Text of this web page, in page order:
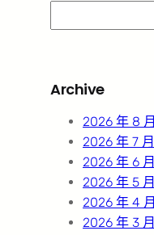
e
c
Archive
2026 年 8 月
2026 年 7 月
2026 年 6 月
2026 年 5 月
2026 年 4 月
2026 年 3 月